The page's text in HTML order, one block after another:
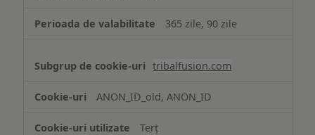
365 zile, 90 zile
tribalfusion.com
ANON_ID_old, ANON_ID
Terț